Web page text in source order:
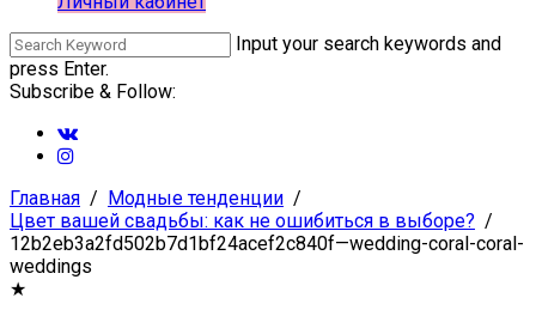
Input your search keywords and
press Enter.
Subscribe & Follow:
Главная
Модные тенденции
Цвет вашей свадьбы: как не ошибиться в выборе?
12b2eb3a2fd502b7d1bf24acef2c840f—wedding-coral-coral-
weddings
★